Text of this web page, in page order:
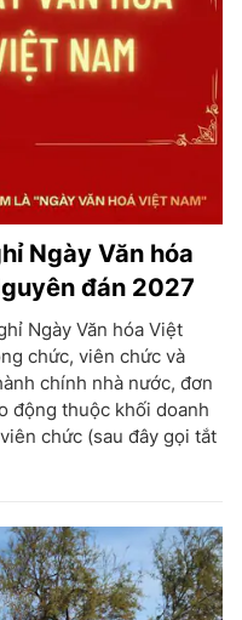
Ngày Văn hóa
đán 2027
Ngày Văn hóa Việt
chức, viên chức và
chính nhà nước, đơn
động thuộc khối doanh
chức (sau đây gọi tắt